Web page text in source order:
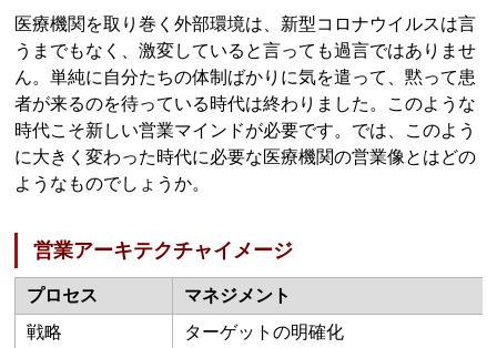
医療機関を取り巻く外部環境は、新型コロナウイルスは言
うまでもなく、激変していると言っても過言ではありませ
ん。単純に自分たちの体制ばかりに気を遣って、黙って患
者が来るのを待っている時代は終わりました。このような
時代こそ新しい営業マインドが必要です。では、このよう
に大きく変わった時代に必要な医療機関の営業像とはどの
ようなものでしょうか。
営業アーキテクチャイメージ
プロセス
マネジメント
戦略
ターゲットの明確化